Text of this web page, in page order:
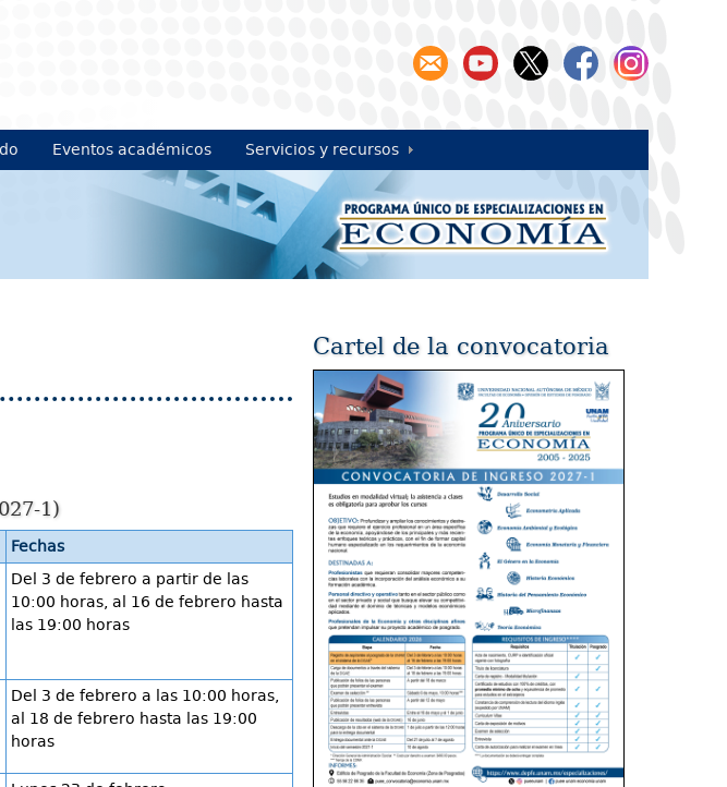
Eventos académicos Servicios y recursos
1)
Fechas
Del 3 de febrero a partir de las
10:00 horas, al 16 de febrero hasta
las 19:00 horas
Del 3 de febrero a las 10:00 horas,
al 18 de febrero hasta las 19:00
horas
Cartel de la convocatoria